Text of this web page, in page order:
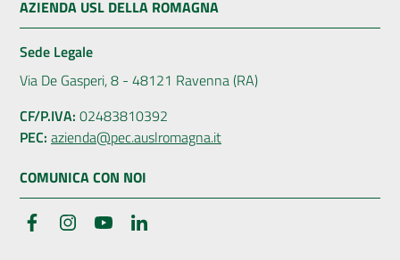
AZIENDA USL DELLA ROMAGNA
Sede Legale
Via De Gasperi, 8 - 48121 Ravenna (RA)
CF/P.IVA: 02483810392
PEC: azienda@pec.auslromagna.it
COMUNICA CON NOI
FacebookInstagramYouTube